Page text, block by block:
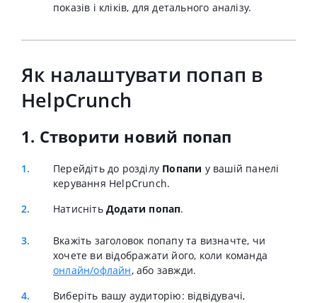
показів і кліків, для детального аналізу.
Як налаштувати попап в
HelpCrunch
1. Створити новий попап
Перейдіть до розділу Попапи у вашій панелі
керування HelpCrunch.
Натисніть Додати попап.
Вкажіть заголовок попапу та визначте, чи
хочете ви відображати його, коли команда
онлайн/офлайн, або завжди.
Виберіть вашу аудиторію: відвідувачі,